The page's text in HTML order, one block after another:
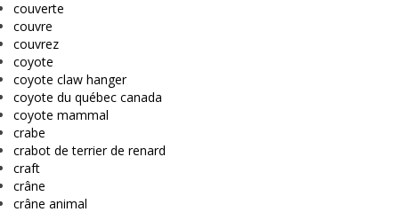
couverte
couvre
couvrez
coyote
coyote claw hanger
coyote du québec canada
coyote mammal
crabe
crabot de terrier de renard
craft
crâne
crâne animal